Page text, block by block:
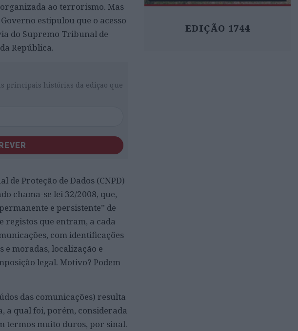
ao terrorismo. Mas
estipulou que o acesso
do Supremo Tribunal de
República.
principais histórias da edição que
de Proteção de Dados (CNPD)
chama-se lei 32/2008, que,
e persistente” de
registos que entram, a cada
com identificações
e moradas, localização e
legal. Motivo? Podem
das comunicações) resulta
a qual foi, porém, considerada
termos muito duros, por sinal.
EDIÇÃO 1744